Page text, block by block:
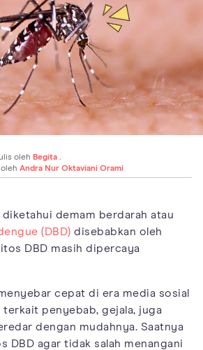
oleh Begita .
Andra Nur Oktaviani Orami
demam berdarah atau
(DBD) disebabkan oleh
DBD masih dipercaya
cepat di era media sosial
penyebab, gejala, juga
dengan mudahnya. Saatnya
DBD agar tidak salah menangani